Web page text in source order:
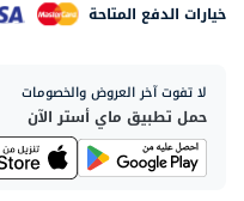
خيارات الدفع المتاحة
لا تفوت آخر العروض والخصومات
حمل تطبيق ماي أستر الآن